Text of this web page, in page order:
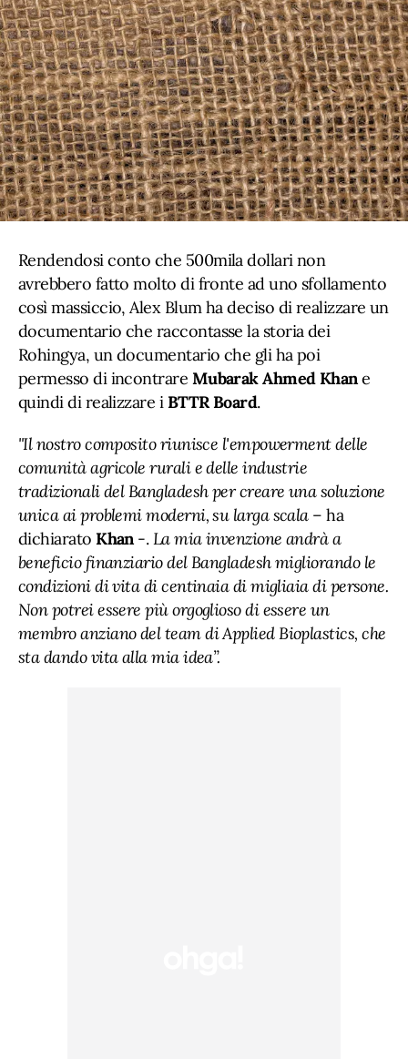
Rendendosi conto che 500mila dollari non
avrebbero fatto molto di fronte ad uno sfollamento
così massiccio, Alex Blum ha deciso di realizzare un
documentario che raccontasse la storia dei
Rohingya, un documentario che gli ha poi
permesso di incontrare Mubarak Ahmed Khane
quindi di realizzare iBTTR Board.
"Il nostro composito riunisce l'empowerment delle
comunità agricole rurali e delle industrie
tradizionali del Bangladesh per creare una soluzione
unica ai problemi moderni, su larga scala– ha
dichiaratoKhan-.La mia invenzione andrà a
beneficio finanziario del Bangladesh migliorando le
condizioni di vita di centinaia di migliaia di persone.
Non potrei essere più orgoglioso di essere un
membro anziano del team di Applied Bioplastics, che
sta dando vita alla mia idea”.